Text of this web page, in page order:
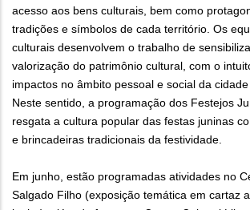
acesso aos bens culturais, bem como
tradições e símbolos de cada território. Os
culturais desenvolvem o trabalho de
valorização do patrimônio cultural, com o
impactos no âmbito pessoal e social da
Neste sentido, a programação dos Festejos
resgata a cultura popular das festas juninas
e brincadeiras tradicionais da festividade.
Em junho, estão programadas atividades no
Salgado Filho (exposição temática em cartaz